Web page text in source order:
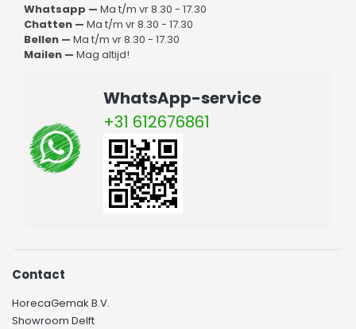
Whatsapp — Ma t/m vr 8.30 - 17.30
Chatten — Ma t/m vr 8.30 - 17.30
Bellen — Ma t/m vr 8.30 - 17.30
Mailen — Mag altijd!
WhatsApp-service
+31 612676861
Contact
HorecaGemak B.V.
Showroom Delft